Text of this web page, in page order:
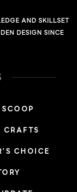
ฟ่หรือร้านอาหาร
งค์ประกอบ เกิด
ห้ความรู้สึกสง่า
เวลาได้อย่าง
ก ซึ่งจะปะทะ
ส่วนด้านหลัง
ามหญ้าขนาด
AND SKILLSET
DESIGN SINCE
CRAFTS
CHOICE